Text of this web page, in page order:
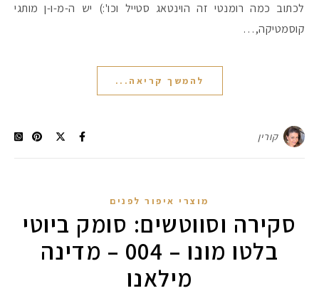
לכתוב כמה רומנטי זה הוינטאג סטייל וכו':) יש ה-מ-ו-ן מותגי
קוסמטיקה,…
להמשך קריאה...
קורין
מוצרי איפור לפנים
סקירה וסווטשים: סומק ביוטי
בלטו מונו – 004 – מדינה
מילאנו